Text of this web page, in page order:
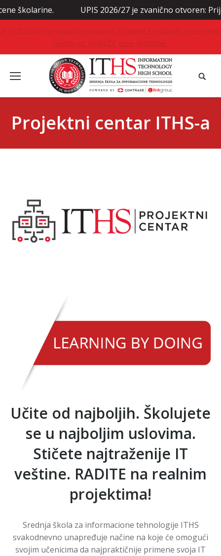
UPIS 2026/27 je zvanično otvoren: Prijavite se
2026/27 je zvanično otvoren: Prijavite se odmah i
mesto uz NAJNIŽE cene školarine.
Projektni centar ITHS-a
Učite od najboljih. Školujete
se u najboljim uslovima.
Stičete najtraženije IT
veštine. RADITE na realnim
projektima!
Srednja škola za informacione tehnologije ITHS
svakodnevno unapređuje načine na koje će omogući
svojim učenicima da najpraktičnije primene svoja IT